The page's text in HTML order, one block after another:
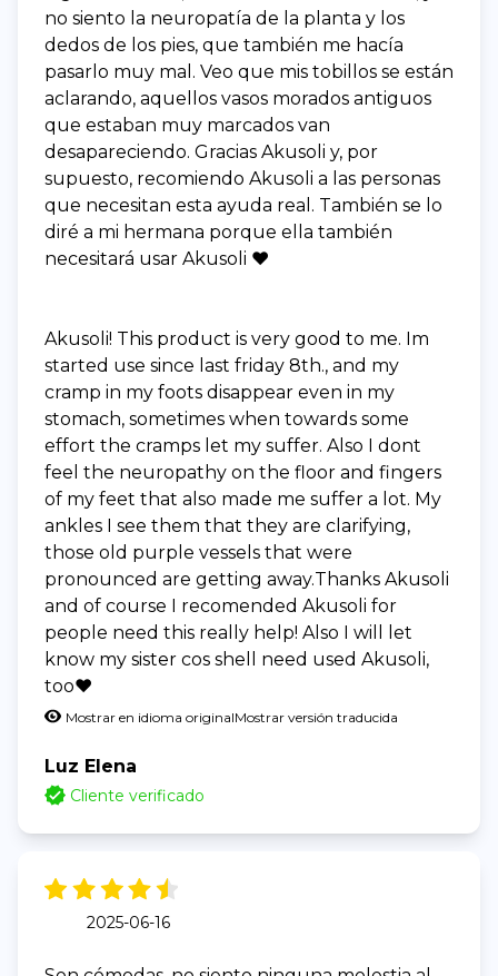
no siento la neuropatía de la planta y los
dedos de los pies, que también me hacía
pasarlo muy mal. Veo que mis tobillos se están
aclarando, aquellos vasos morados antiguos
que estaban muy marcados van
desapareciendo. Gracias Akusoli y, por
supuesto, recomiendo Akusoli a las personas
que necesitan esta ayuda real. También se lo
diré a mi hermana porque ella también
necesitará usar Akusoli ❤️
Akusoli! This product is very good to me. Im
started use since last friday 8th., and my
cramp in my foots disappear even in my
stomach, sometimes when towards some
effort the cramps let my suffer. Also I dont
feel the neuropathy on the floor and fingers
of my feet that also made me suffer a lot. My
ankles I see them that they are clarifying,
those old purple vessels that were
pronounced are getting away.Thanks Akusoli
and of course I recomended Akusoli for
people need this really help! Also I will let
know my sister cos shell need used Akusoli,
too❤️
Mostrar en idioma originalMostrar versión traducida
Luz Elena
Cliente verificado
2025-06-16